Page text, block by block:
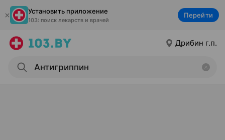
Установить приложение
103: поиск лекарств и врачей
Перейти
Дрибин г.п.